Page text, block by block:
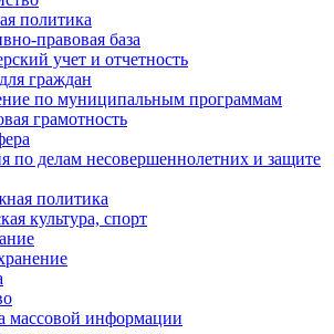
политика
правовая база
учет и отчетность
граждан
по муниципальным программам
грамотность
по делам несовершеннолетних и защите
политика
культура, спорт
массовой информации